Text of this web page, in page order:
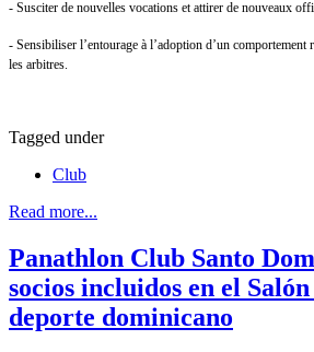
- Susciter de nouvelles vocations et attirer de nouveaux
- Sensibiliser l’entourage à l’adoption d’un comportement
les arbitres.
Tagged under
Club
Read more...
Panathlon Club Santo
socios incluidos en el
deporte dominicano